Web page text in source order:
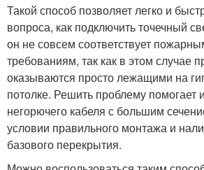
Такой способ позволяет легко и
вопроса, как подключить точечный
он не совсем соответствует
требованиям, так как в этом случае
оказываются просто лежащими на
потолке. Решить проблему помогает
негорючего кабеля с большим
условии правильного монтажа и
базового перекрытия.